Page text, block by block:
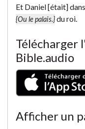
Et Daniel [était]
{Ou le palais.}du roi.
Télécharger
Bible.audio
Afficher un